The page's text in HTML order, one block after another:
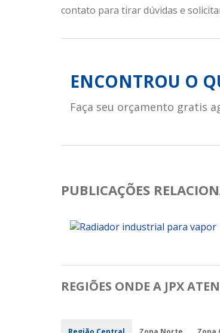
contato para tirar dúvidas e
ENCONTROU O
Faça seu orçamento gratis
PUBLICAÇÕES
REGIÕES ONDE A JPX